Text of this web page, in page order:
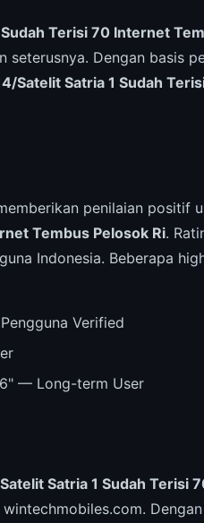
Terisi 70 Internet
Dengan basis
Satelit Satria 1 Sudah
penilaian positif
Tembus Pelosok Ri.
Indonesia. Beberapa
Verified
— Long-term User
Satria 1 Sudah Terisi